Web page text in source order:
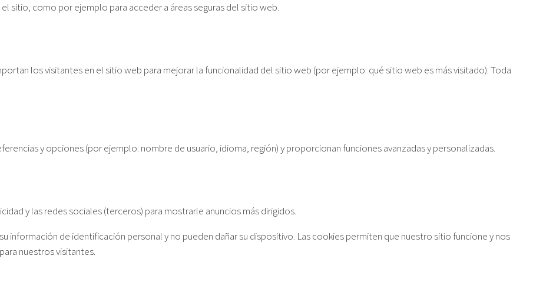
sitio, como por ejemplo para acceder a áreas seguras del sitio web.
los visitantes en el sitio web para mejorar la funcionalidad del sitio web (por ejemplo: qué sitio web es más visitado). Toda
y opciones (por ejemplo: nombre de usuario, idioma, región) y proporcionan funciones avanzadas y personalizadas.
y las redes sociales (terceros) para mostrarle anuncios más dirigidos.
información de identificación personal y no pueden dañar su dispositivo. Las cookies permiten que nuestro sitio funcione y nos
nuestros visitantes.